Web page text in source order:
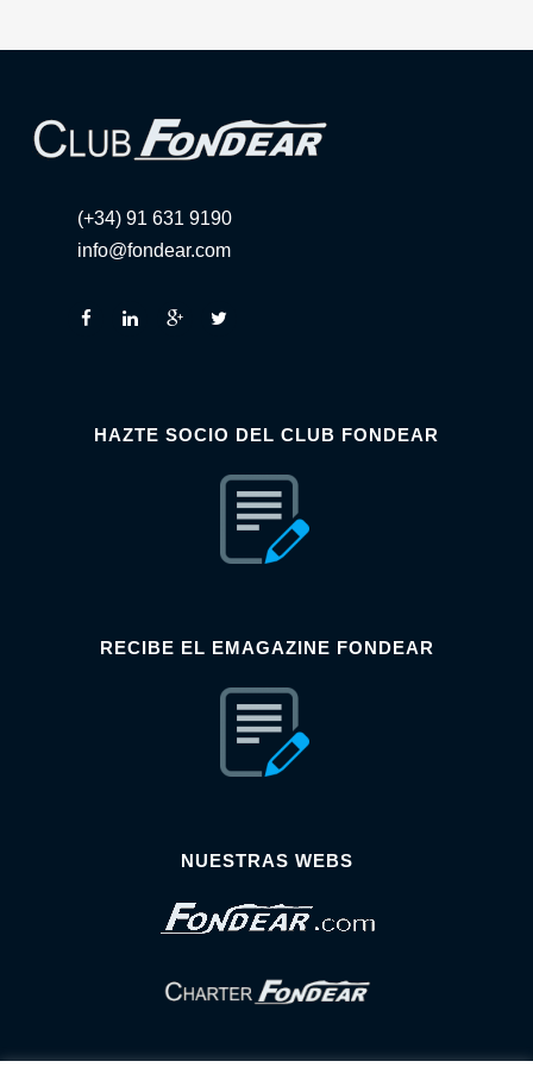
(+34) 91 631 9190
info@fondear.com
HAZTE SOCIO DEL CLUB FONDEAR
RECIBE EL EMAGAZINE FONDEAR
NUESTRAS WEBS